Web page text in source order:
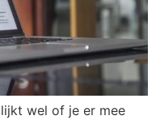
lijkt wel of je er mee